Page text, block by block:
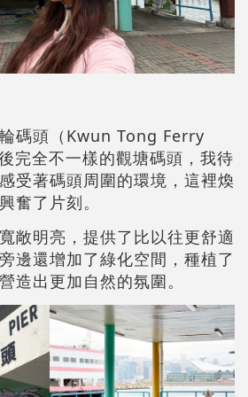
碼頭（Kwun Tong Ferry
完全不一樣的觀塘碼頭，我待
受著碼頭周圍的環境，這裡煥
奮了片刻。
敞明亮，提供了比以往更舒適
邊還增加了綠化空間，種植了
造出更加自然的氛圍。